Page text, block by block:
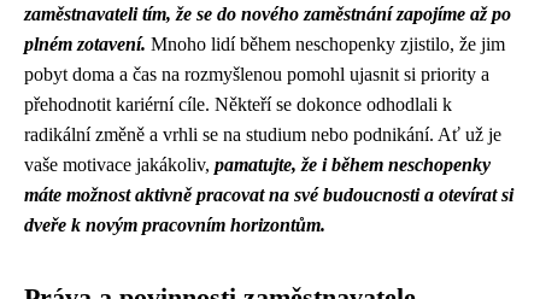
zaměstnavateli tím, že se do nového zaměstnání zapojíme až po
plném zotavení. Mnoho lidí během neschopenky zjistilo, že jim
pobyt doma a čas na rozmyšlenou pomohl ujasnit si priority a
přehodnotit kariérní cíle. Někteří se dokonce odhodlali k
radikální změně a vrhli se na studium nebo podnikání. Ať už je
vaše motivace jakákoliv, pamatujte, že i během neschopenky
máte možnost aktivně pracovat na své budoucnosti a otevírat si
dveře k novým pracovním horizontům.